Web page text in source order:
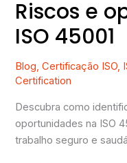
Riscos e
ISO 45001
Blog,Certificação ISO,
Certification
Descubra como
oportunidades na ISO
trabalho seguro e